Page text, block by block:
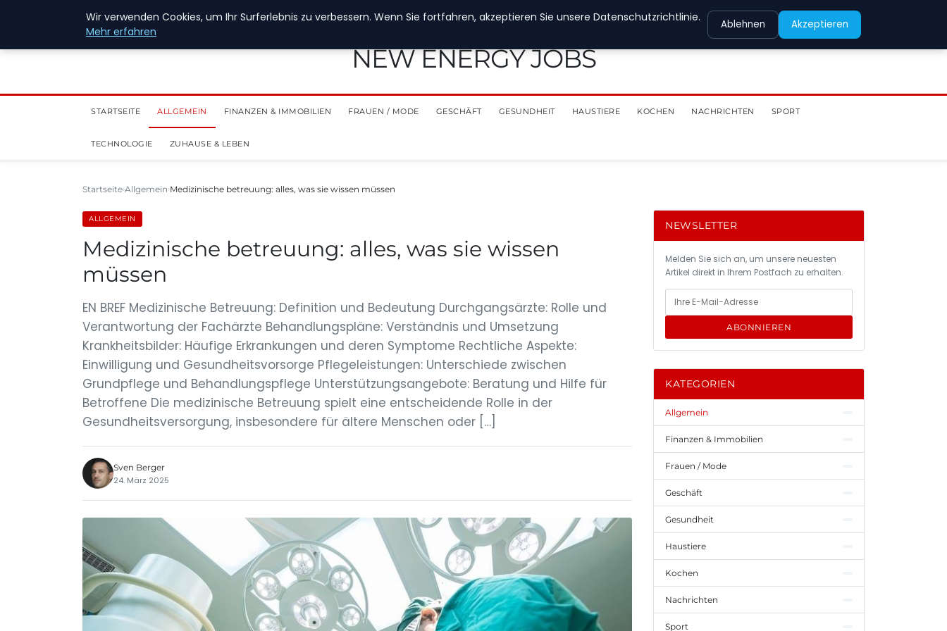
28. Juli 2026
NEW ENERGY JOBS
STARTSEITE ALLGEMEIN FINANZEN & IMMOBILIEN FRAUEN / MODE GESCHÄFT GESUNDHEIT HAUSTIERE KOCHEN NACHRICHTEN SPORT
TECHNOLOGIE ZUHAUSE & LEBEN
Startseite Allgemein Medizinische betreuung: alles, was sie wissen müssen
ALLGEMEIN
Medizinische betreuung: alles, was sie wissen
müssen
EN BREF Medizinische Betreuung: Definition und Bedeutung Durchgangsärzte: Rolle und
Verantwortung der Fachärzte Behandlungspläne: Verständnis und Umsetzung
Krankheitsbilder: Häufige Erkrankungen und deren Symptome Rechtliche Aspekte:
Einwilligung und Gesundheitsvorsorge Pflegeleistungen: Unterschiede zwischen
Grundpflege und Behandlungspflege Unterstützungsangebote: Beratung und Hilfe für
Betroffene Die medizinische Betreuung spielt eine entscheidende Rolle in der
Gesundheitsversorgung, insbesondere für ältere Menschen oder […]
Sven Berger
24. März 2025
NEWSLETTER
Melden Sie sich an, um unsere neuesten
Artikel direkt in Ihrem Postfach zu erhalten.
ABONNIEREN
KATEGORIEN
Allgemein
Finanzen & Immobilien
Frauen / Mode
Geschäft
Gesundheit
Haustiere
Kochen
Nachrichten
Sport
Wir verwenden Cookies, um Ihr Surferlebnis zu verbessern. Wenn Sie fortfahren, akzeptieren Sie unsere Datenschutzrichtlinie.
Mehr erfahren
Ablehnen Akzeptieren